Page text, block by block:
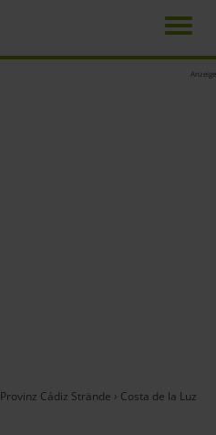
Anzeige
Provinz Cádiz Strände › Costa de la Luz